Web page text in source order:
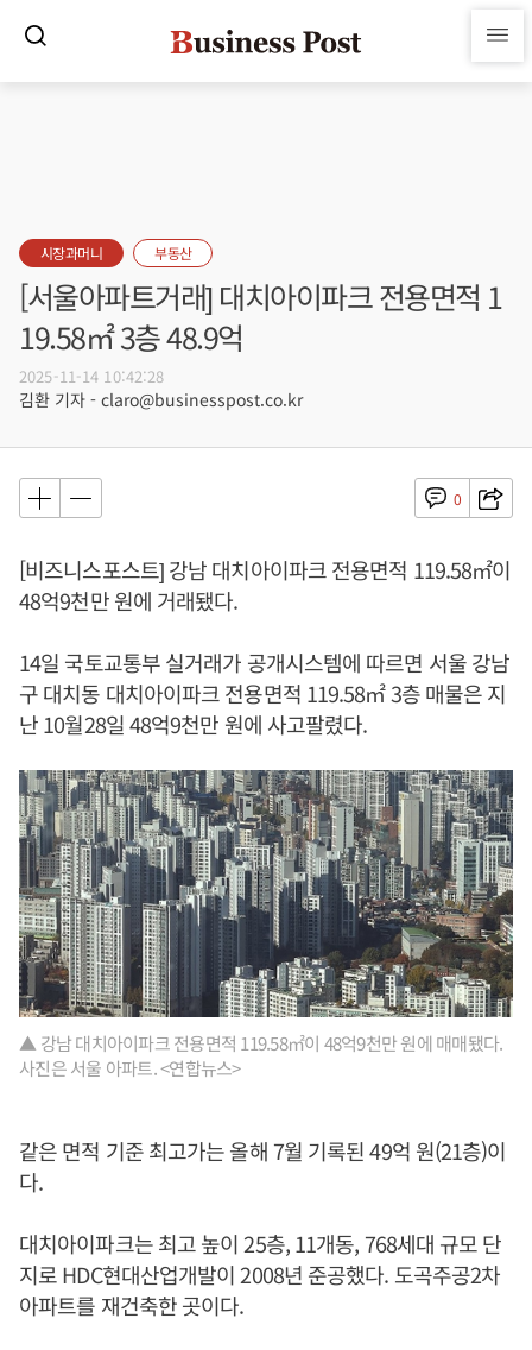
시장과머니 부동산
[서울아파트거래] 대치아이파크 전용면적 1
19.58㎡ 3층 48.9억
2025-11-14 10:42:28
김환 기자 - claro@businesspost.co.kr
0
[비즈니스포스트] 강남 대치아이파크 전용면적 119.58㎡이
48억9천만 원에 거래됐다.
14일 국토교통부 실거래가 공개시스템에 따르면 서울 강남
구 대치동 대치아이파크 전용면적 119.58㎡ 3층 매물은 지
난 10월28일 48억9천만 원에 사고팔렸다.
▲ 강남 대치아이파크 전용면적 119.58㎡이 48억9천만 원에 매매됐다.
사진은 서울 아파트. <연합뉴스>
같은 면적 기준 최고가는 올해 7월 기록된 49억 원(21층)이
다.
대치아이파크는 최고 높이 25층, 11개동, 768세대 규모 단
지로 HDC현대산업개발이 2008년 준공했다. 도곡주공2차
아파트를 재건축한 곳이다.